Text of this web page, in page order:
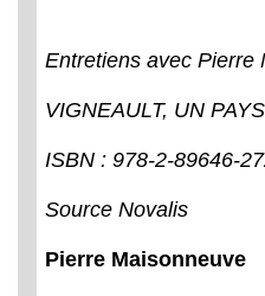
Entretiens avec Pierre
VIGNEAULT, UN
ISBN : 978-2-89646-
Source Novalis
Pierre Maisonneuve